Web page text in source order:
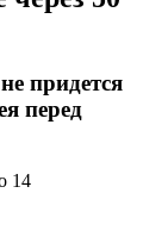
придется
перед